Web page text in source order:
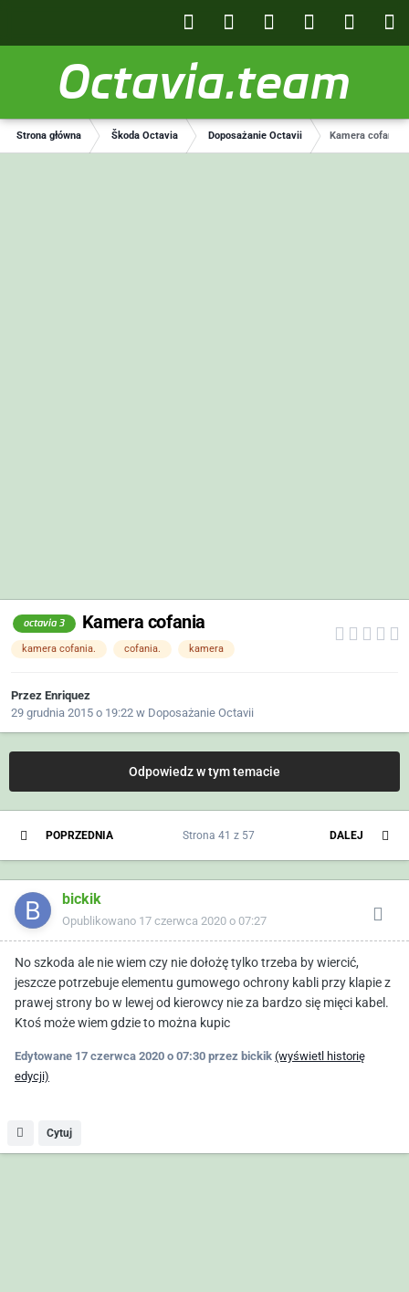
Octavia.team
Strona główna Škoda Octavia Doposażanie Octavii Kamera cofania
octavia 3 Kamera cofania
kamera cofania. cofania. kamera
Przez Enriquez
29 grudnia 2015 o 19:22 w Doposażanie Octavii
Odpowiedz w tym temacie
POPRZEDNIA DALEJ
Strona 41 z 57
bickik
Opublikowano 17 czerwca 2020 o 07:27
No szkoda ale nie wiem czy nie dołożę tylko trzeba by wiercić,
jeszcze potrzebuje elementu gumowego ochrony kabli przy klapie z
prawej strony bo w lewej od kierowcy nie za bardzo się mięci kabel.
Ktoś może wiem gdzie to można kupic
Edytowane 17 czerwca 2020 o 07:30 przez bickik (wyświetl historię
edycji)
Cytuj